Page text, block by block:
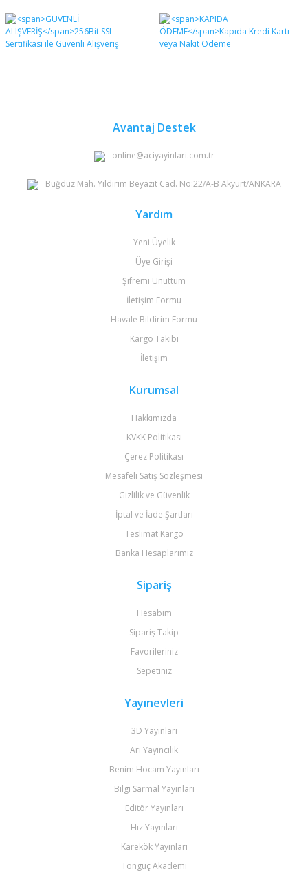
Yorum Yaz
Ürün resmi kalitesiz, bozuk veya görüntülenemiyor.
Ürün açıklamasında eksik bilgiler bulunuyor.
Avantaj Destek
online@aciyayinlari.com.tr
Büğdüz Mah. Yıldırım Beyazıt Cad. No:22/A-B Akyurt/ANKARA
Yardım
Yeni Üyelik
Üye Girişi
Şifremi Unuttum
İletişim Formu
Havale Bildirim Formu
Kargo Takibi
İletişim
Kurumsal
Hakkımızda
KVKK Politikası
Çerez Politikası
Mesafeli Satış Sözleşmesi
Gizlilik ve Güvenlik
İptal ve İade Şartları
Teslimat Kargo
Banka Hesaplarımız
Sipariş
Hesabım
Sipariş Takip
Favorileriniz
Sepetiniz
Yayınevleri
3D Yayınları
Arı Yayıncılık
Benim Hocam Yayınları
Bilgi Sarmal Yayınları
Editör Yayınları
Hız Yayınları
Karekök Yayınları
Tonguç Akademi